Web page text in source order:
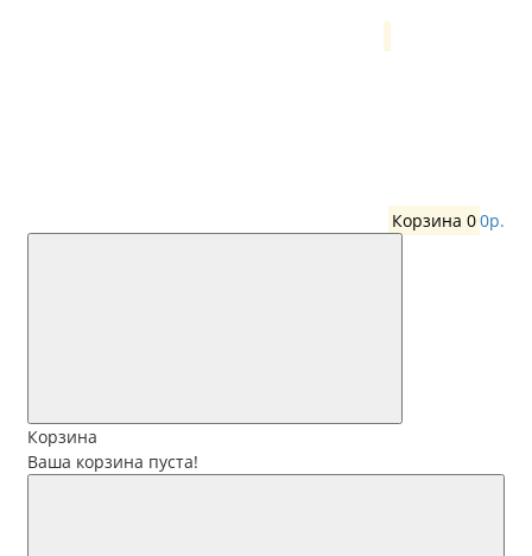
Корзина 00р.
Корзина
Ваша корзина пуста!